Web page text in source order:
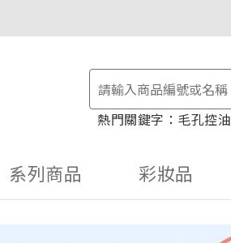
毛孔控油
系列商品 彩妝品